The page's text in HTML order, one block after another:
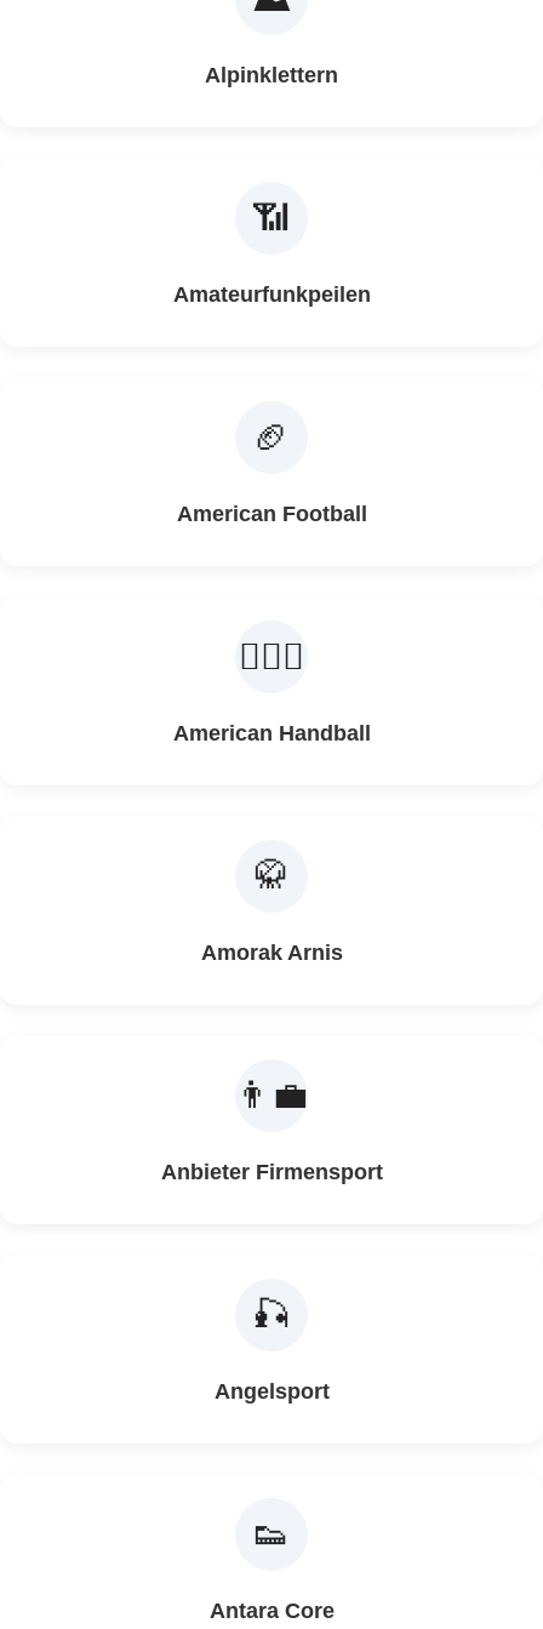
Alpinklettern
📶
Amateurfunkpeilen
🏈
American Football
🤾🏽‍♀️
American Handball
🥋
Amorak Arnis
👨‍💼
Anbieter Firmensport
🎣
Angelsport
👟
Antara Core